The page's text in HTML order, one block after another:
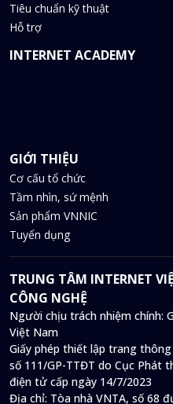
Tiêu chuẩn kỹ thuật
Hỗ trợ
INTERNET ACADEMY
GIỚI THIỆU
Cơ cấu tổ chức
Tầm nhìn, sứ mệnh
Sản phẩm VNNIC
Tuyển dụng
TRUNG TÂM INTERNET
CÔNG NGHỆ
Người chịu trách nhiệm chính:
Việt Nam
Giấy phép thiết lập trang
số 111/GP-TTĐT do Cục Phát
điện tử cấp ngày 14/7/2023
Địa chỉ: Tòa nhà VNTA, số 68